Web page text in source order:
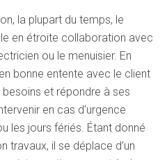
la plupart du temps, le
en étroite collaboration avec
ou le menuisier. En
bonne entente avec le client
et répondre à ses
en cas d’urgence
les jours fériés. Étant donné
travaux, il se déplace d’un